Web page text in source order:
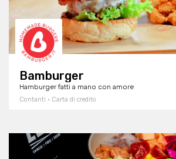
Bamburger
Hamburger fatti a mano con amore
Contanti · Carta di credito